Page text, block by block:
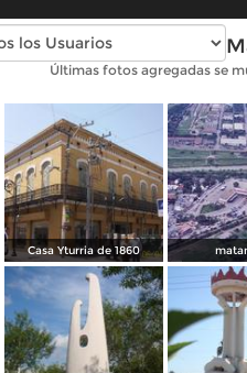
Fotos modernas de
Últimas fotos agregadas se
Casa Yturria de 1860